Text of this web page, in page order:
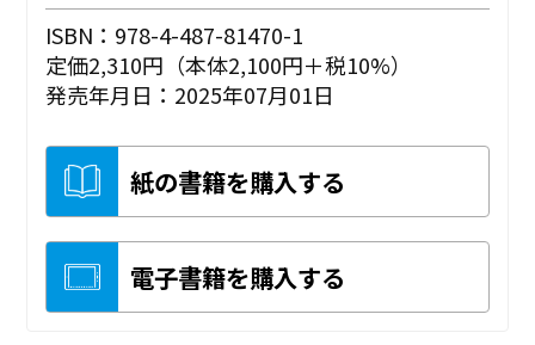
ISBN：978-4-487-81470-1
定価2,310円（本体2,100円＋税10%）
発売年月日：2025年07月01日
紙の書籍を購入する
電子書籍を購入する